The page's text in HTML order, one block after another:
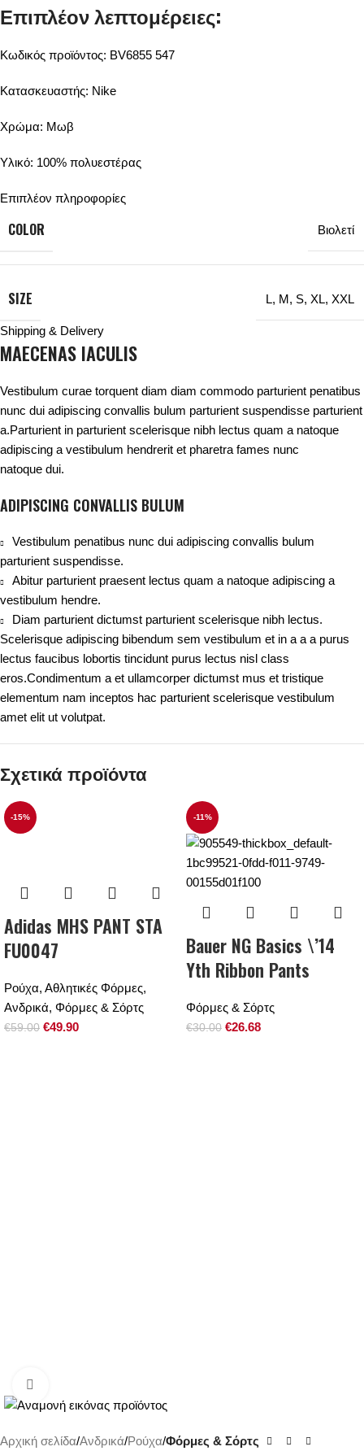
Επιπλέον λεπτομέρειες:
Κωδικός προϊόντος: BV6855 547
Κατασκευαστής: Nike
Χρώμα: Μωβ
Υλικό: 100% πολυεστέρας
Επιπλέον πληροφορίες
COLOR Βιολετί
SIZE L, M, S, XL, XXL
Shipping & Delivery
MAECENAS IACULIS
Vestibulum curae torquent diam diam commodo parturient penatibus
nunc dui adipiscing convallis bulum parturient suspendisse parturient
a.Parturient in parturient scelerisque nibh lectus quam a natoque
adipiscing a vestibulum hendrerit et pharetra fames nunc
natoque dui.
ADIPISCING CONVALLIS BULUM
Vestibulum penatibus nunc dui adipiscing convallis bulum
parturient suspendisse.
Abitur parturient praesent lectus quam a natoque adipiscing a
vestibulum hendre.
Diam parturient dictumst parturient scelerisque nibh lectus.
Scelerisque adipiscing bibendum sem vestibulum et in a a a purus
lectus faucibus lobortis tincidunt purus lectus nisl class
eros.Condimentum a et ullamcorper dictumst mus et tristique
elementum nam inceptos hac parturient scelerisque vestibulum
amet elit ut volutpat.
Σχετικά προϊόντα
-15%
Adidas MHS PANT STA
FU0047
Ρούχα, Αθλητικές Φόρμες,
Ανδρικά, Φόρμες & Σόρτς
€59.00 €49.90
-11%
Bauer NG Basics \’14
Yth Ribbon Pants
Φόρμες & Σόρτς
€30.00 €26.68
Αρχική σελίδα Ανδρικά Ρούχα Φόρμες & Σόρτς